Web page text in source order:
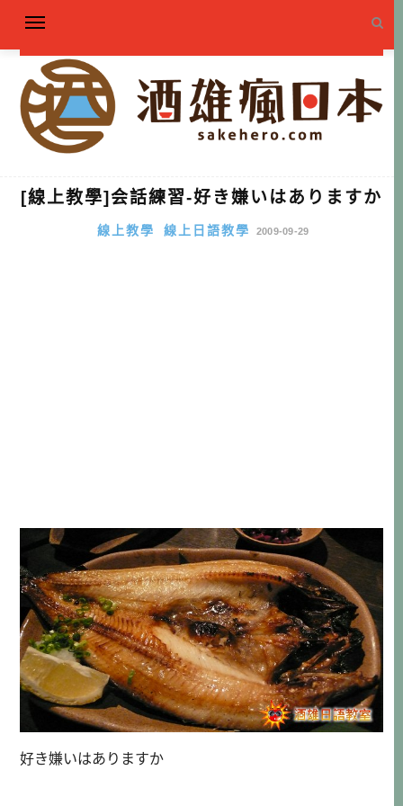
[線上教學]会話練習-好き嫌いはありますか
線上教學 線上日語教學 2009-09-29
好き嫌いはありますか